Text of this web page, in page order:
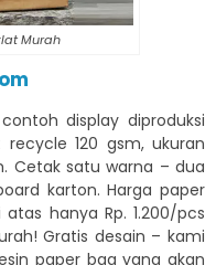
Murah
display diproduksi
120 gsm, ukuran
Cetak satu warna – dua
karton. Harga paper
hanya Rp. 1.200/pcs
Gratis desain – kami
paper bag yang akan